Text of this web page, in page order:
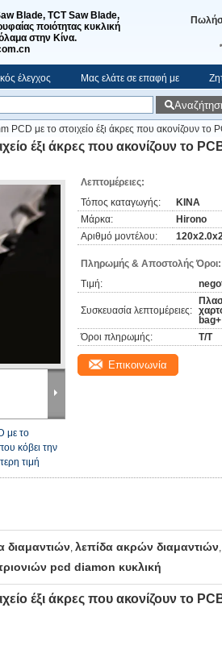
Blade, TCT Saw Blade,
ποιότητας κυκλική
στην Κίνα.
έλεγχος Μας ελάτε σε επαφή με
PCD με το στοιχείο έξι άκρες που ακονίζουν το
έξι άκρες που ακονίζουν το
με το
κόβει την
τιμή
Λεπτομέρειες:
Τόπος καταγωγής:
ΚΙΝΑ
Μάρκα:
Hirono
Αριθμό μοντέλου:
Πληρωμής & Αποστολής Όροι:
Τιμή:
Συσκευασία λεπτομέρειες:
bag+
Όροι πληρωμής:
T/T
Επικοινωνία
διαμαντιών, λεπίδα ακρών διαμαντιών,
pcd diamon κυκλική
έξι άκρες που ακονίζουν το